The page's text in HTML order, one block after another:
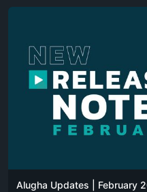
Alugha Updates | February